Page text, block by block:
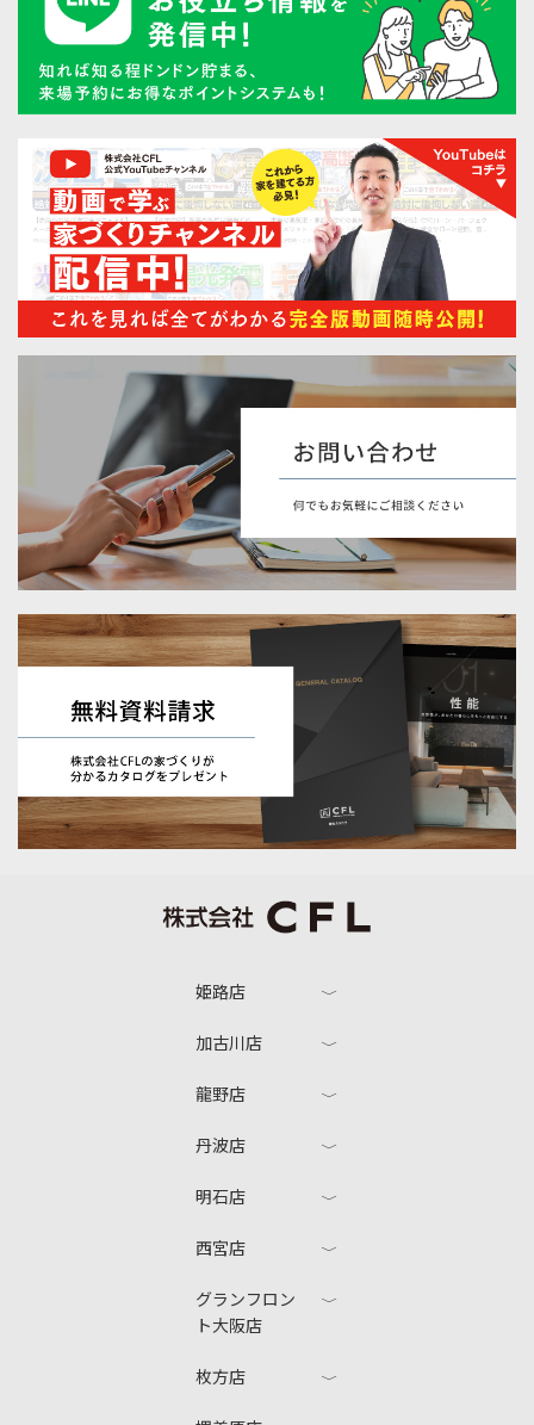
姫路店
加古川店
龍野店
丹波店
明石店
西宮店
グランフロン
ト大阪店
枚方店